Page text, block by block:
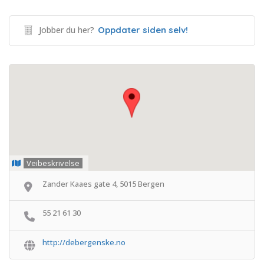
Jobber du her? Oppdater siden selv!
Veibeskrivelse
Zander Kaaes gate 4, 5015 Bergen
55 21 61 30
http://debergenske.no